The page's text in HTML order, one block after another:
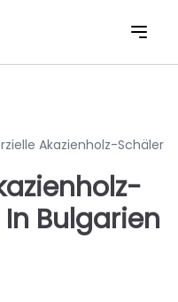
Akazienholz-Schäler
Bulgarien